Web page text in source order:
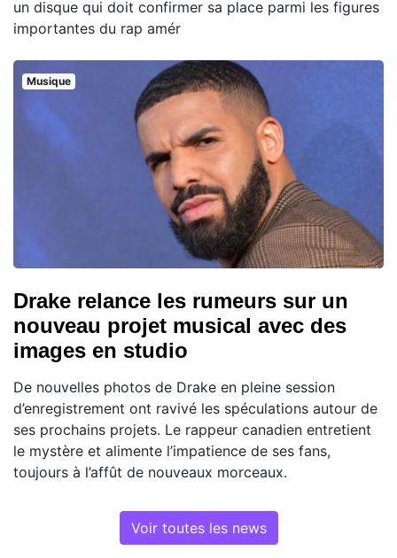
un disque qui doit confirmer sa place parmi les figures
importantes du rap amér
Musique
Drake relance les rumeurs sur un
nouveau projet musical avec des
images en studio
De nouvelles photos de Drake en pleine session
d’enregistrement ont ravivé les spéculations autour de
ses prochains projets. Le rappeur canadien entretient
le mystère et alimente l’impatience de ses fans,
toujours à l’affût de nouveaux morceaux.
Voir toutes les news